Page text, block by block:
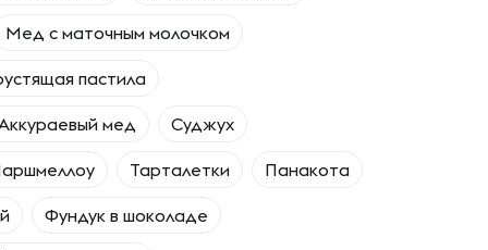
Мед с маточным молочком
пастила
мед Суджух
Тарталетки Панакота
Фундук в шоколаде